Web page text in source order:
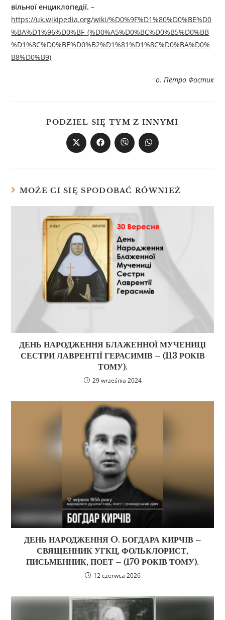
вільної енциклопедії. –
https://uk.wikipedia.org/wiki/%D0%9F%D1%80%D0%BE%D0
%BA%D1%96%D0%BF_(%D0%A5%D0%BC%D0%B5%D0%BB
%D1%8C%D0%BE%D0%B2%D1%81%D1%8C%D0%BA%D0%
B8%D0%B9)
о. Петро Фостик
PODZIEL SIĘ TYM Z INNYMI
MOŻE CI SIĘ SPODOBAĆ RÓWNIEŻ
ДЕНЬ НАРОДЖЕННЯ БЛАЖЕННОЇ МУЧЕНИЦІ
СЕСТРИ ЛАВРЕНТІЇ ГЕРАСИМІВ – (113 РОКІВ
ТОМУ).
29 września 2024
ДЕНЬ НАРОДЖЕННЯ O. БОГДАРА КИРЧІВ –
СВЯЩЕННИК УГКЦ, ФОЛЬКЛОРИСТ,
ПИСЬМЕННИК, ПОЕТ – (170 РОКІВ ТОМУ).
12 czerwca 2026